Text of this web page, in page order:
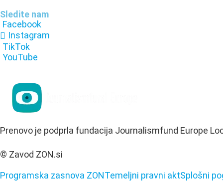
Sledite nam
Facebook
Instagram
TikTok
YouTube
Prenovo je podprla fundacija Journalismfund Europe
© Zavod ZON.si
Programska zasnova ZONTemeljni pravni aktSplošni